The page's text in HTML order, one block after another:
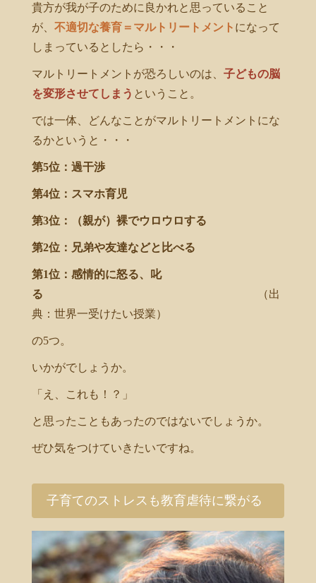
貴方が我が子のために良かれと思っていること
が、 不適切な養育＝マルトリートメント になって
しまっているとしたら・・・
マルトリートメントが恐ろしいのは、 子どもの脳
を変形させてしまう ということ。
では一体、どんなことがマルトリートメントにな
るかというと・・・
第5位：過干渉
第4位：スマホ育児
第3位：（親が）裸でウロウロする
第2位：兄弟や友達などと比べる
第1位：感情的に怒る、叱
る
（出
典：世界一受けたい授業）
の5つ。
いかがでしょうか。
「え、これも！？」
と思ったこともあったのではないでしょうか。
ぜひ気をつけていきたいですね。
子育てのストレスも教育虐待に繋がる